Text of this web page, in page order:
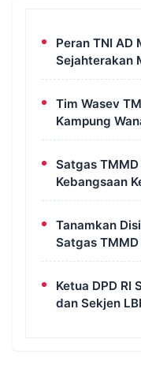
Peran TNI AD
Sejahterakan
Tim Wasev
Kampung
Untuk
Satgas
Kebangsaan
Wanam
Tanamkan
Satgas TMMD
Kampung
Ketua DPD RI
dan Sekjen